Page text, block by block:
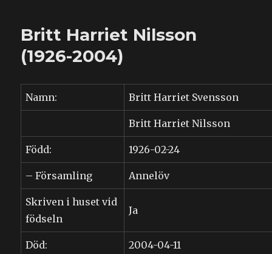
Britt Harriet Nilsson
(1926-2004)
Namn: Britt Harriet Svensson
Britt Harriet Nilsson
Född: 1926-02-24
– Församling Annelöv
Skriven i huset vid
födseln
Ja
Död: 2004-04-11